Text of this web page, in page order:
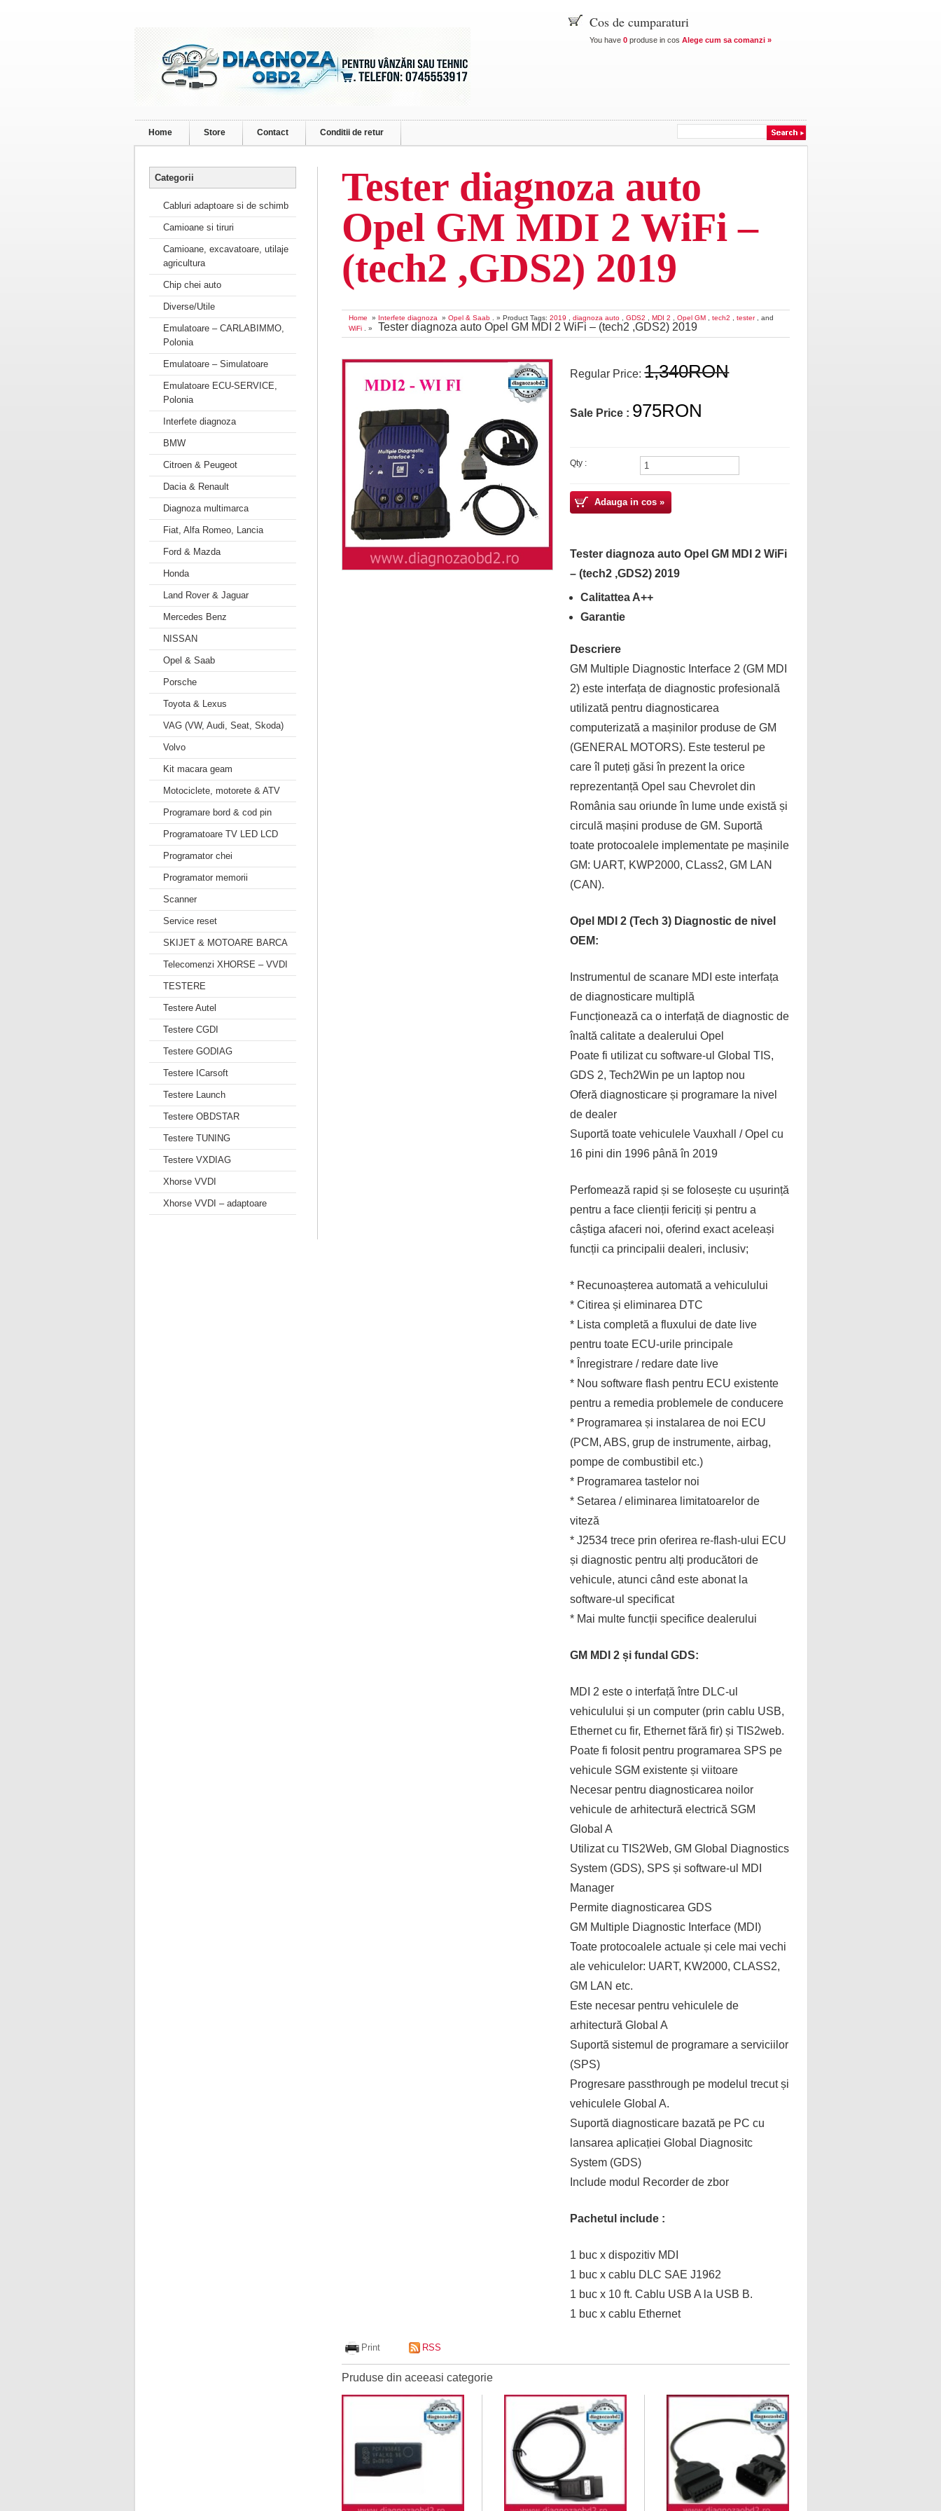
Cos de cumparaturi
You have 0 produse in cos Alege cum sa comanzi »
Home Store Contact Conditii de retur
Tester diagnoza auto
Opel GM MDI 2 WiFi –
(tech2 ,GDS2) 2019
Home » Interfete diagnoza » Opel & Saab . » Product Tags: 2019 diagnoza auto GDS2 MDI 2 Opel GM tech2 tester
, and
WiFi
. » Tester diagnoza auto Opel GM MDI 2 WiFi – (tech2 ,GDS2) 2019
Regular Price:1,340RON
Sale Price : 975RON
Qty :
Adauga in cos »
Tester diagnoza auto Opel GM MDI 2 WiFi
– (tech2 ,GDS2) 2019
Calitattea A++
Garantie
Descriere
GM Multiple Diagnostic Interface 2 (GM MDI
2) este interfața de diagnostic profesională
utilizată pentru diagnosticarea
computerizată a mașinilor produse de GM
(GENERAL MOTORS). Este testerul pe
care îl puteți găsi în prezent la orice
reprezentanță Opel sau Chevrolet din
România sau oriunde în lume unde există și
circulă mașini produse de GM. Suportă
toate protocoalele implementate pe mașinile
GM: UART, KWP2000, CLass2, GM LAN
(CAN).
Opel MDI 2 (Tech 3) Diagnostic de nivel
OEM:
Instrumentul de scanare MDI este interfața
de diagnosticare multiplă
Funcționează ca o interfață de diagnostic de
înaltă calitate a dealerului Opel
Poate fi utilizat cu software-ul Global TIS,
GDS 2, Tech2Win pe un laptop nou
Oferă diagnosticare și programare la nivel
de dealer
Suportă toate vehiculele Vauxhall / Opel cu
16 pini din 1996 până în 2019
Perfomează rapid și se folosește cu ușurință
pentru a face clienții fericiți și pentru a
câștiga afaceri noi, oferind exact aceleași
funcții ca principalii dealeri, inclusiv;
* Recunoașterea automată a vehiculului
* Citirea și eliminarea DTC
* Lista completă a fluxului de date live
pentru toate ECU-urile principale
* Înregistrare / redare date live
* Nou software flash pentru ECU existente
pentru a remedia problemele de conducere
* Programarea și instalarea de noi ECU
(PCM, ABS, grup de instrumente, airbag,
pompe de combustibil etc.)
* Programarea tastelor noi
* Setarea / eliminarea limitatoarelor de
viteză
* J2534 trece prin oferirea re-flash-ului ECU
și diagnostic pentru alți producători de
vehicule, atunci când este abonat la
software-ul specificat
* Mai multe funcții specifice dealerului
GM MDI 2 și fundal GDS:
MDI 2 este o interfață între DLC-ul
vehiculului și un computer (prin cablu USB,
Ethernet cu fir, Ethernet fără fir) și TIS2web.
Poate fi folosit pentru programarea SPS pe
vehicule SGM existente și viitoare
Necesar pentru diagnosticarea noilor
vehicule de arhitectură electrică SGM
Global A
Utilizat cu TIS2Web, GM Global Diagnostics
System (GDS), SPS și software-ul MDI
Manager
Permite diagnosticarea GDS
GM Multiple Diagnostic Interface (MDI)
Toate protocoalele actuale și cele mai vechi
ale vehiculelor: UART, KW2000, CLASS2,
GM LAN etc.
Este necesar pentru vehiculele de
arhitectură Global A
Suportă sistemul de programare a serviciilor
(SPS)
Progresare passthrough pe modelul trecut și
vehiculele Global A.
Suportă diagnosticare bazată pe PC cu
lansarea aplicației Global Diagnositc
System (GDS)
Include modul Recorder de zbor
Pachetul include :
1 buc x dispozitiv MDI
1 buc x cablu DLC SAE J1962
1 buc x 10 ft. Cablu USB A la USB B.
1 buc x cablu Ethernet
Print RSS
Pruduse din aceeasi categorie
Categorii
Cabluri adaptoare si de schimb
Camioane si tiruri
Camioane, excavatoare, utilaje
agricultura
Chip chei auto
Diverse/Utile
Emulatoare – CARLABIMMO,
Polonia
Emulatoare – Simulatoare
Emulatoare ECU-SERVICE,
Polonia
Interfete diagnoza
BMW
Citroen & Peugeot
Dacia & Renault
Diagnoza multimarca
Fiat, Alfa Romeo, Lancia
Ford & Mazda
Honda
Land Rover & Jaguar
Mercedes Benz
NISSAN
Opel & Saab
Porsche
Toyota & Lexus
VAG (VW, Audi, Seat, Skoda)
Volvo
Kit macara geam
Motociclete, motorete & ATV
Programare bord & cod pin
Programatoare TV LED LCD
Programator chei
Programator memorii
Scanner
Service reset
SKIJET & MOTOARE BARCA
Telecomenzi XHORSE – VVDI
TESTERE
Testere Autel
Testere CGDI
Testere GODIAG
Testere ICarsoft
Testere Launch
Testere OBDSTAR
Testere TUNING
Testere VXDIAG
Xhorse VVDI
Xhorse VVDI – adaptoare